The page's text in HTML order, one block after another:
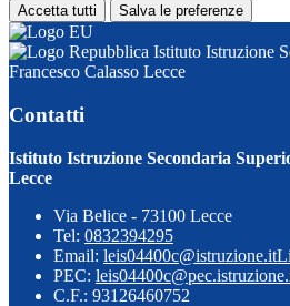
Accetta tutti Salva le preferenze
Istituto Istruzione
Francesco Calasso Lecce
Contatti
Istituto Istruzione Secondaria
Lecce
Via Belice - 73100 Lecce
Tel: 0832394295
Email: leis04400c@istruzione.it
PEC:
C.F.: 93126460752